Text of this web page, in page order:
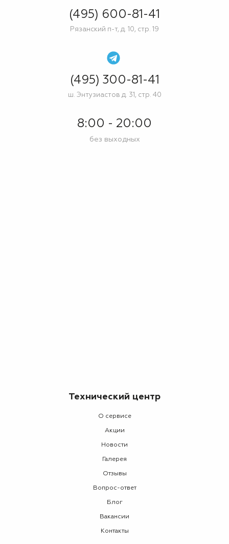
(495) 600-81-41
Рязанский п-т, д. 10, стр. 19
(495) 300-81-41
ш. Энтузиастов д. 31, стр. 40
8:00 - 20:00
без выходных
Технический центр
О сервисе
Акции
Новости
Галерея
Отзывы
Вопрос-ответ
Блог
Вакансии
Контакты